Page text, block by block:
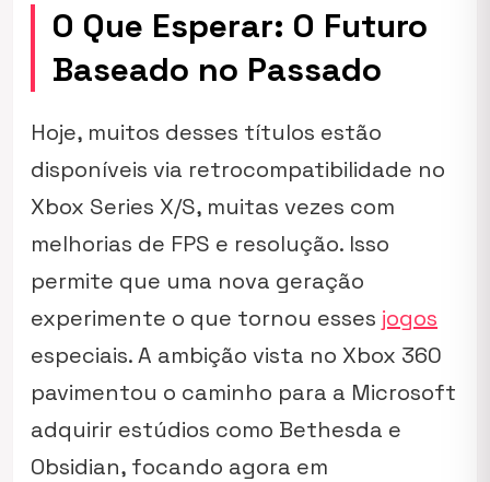
O Que Esperar: O Futuro
Baseado no Passado
Hoje, muitos desses títulos estão
disponíveis via retrocompatibilidade no
Xbox Series X/S, muitas vezes com
melhorias de FPS e resolução. Isso
permite que uma nova geração
experimente o que tornou esses jogos
especiais. A ambição vista no Xbox 360
pavimentou o caminho para a Microsoft
adquirir estúdios como Bethesda e
Obsidian, focando agora em